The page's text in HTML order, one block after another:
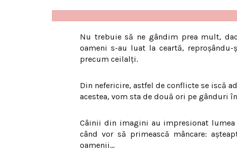
Nu trebuie să ne gândim prea mult,
oameni s-au luat la ceartă,
precum ceilalţi.
Din nefericire, astfel de conflicte se iscă
acestea, vom sta de două ori pe gânduri
Câinii din imagini au impresionat
când vor să primească mâncare:
oamenii…